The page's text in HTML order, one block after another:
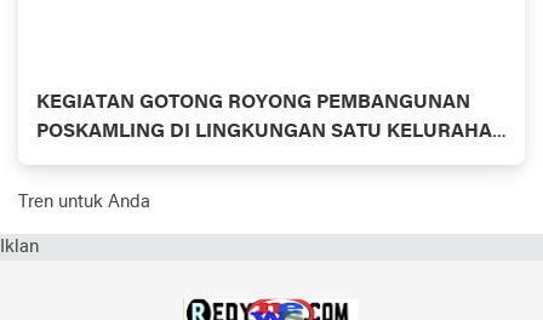
KEGIATAN GOTONG ROYONG PEMBANGUNAN
POSKAMLING DI LINGKUNGAN SATU KELURAHAN
TANAH TINGGI KECAMATAN BINJAI TIMUR
Tren untuk Anda
Iklan